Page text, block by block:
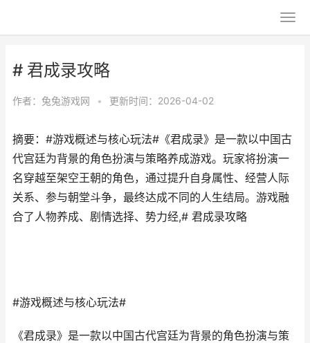
# 君成录攻略
作者： 兔兔游戏网 • 更新时间：2026-04-02
摘要：#游戏概述与核心玩法#《君成录》是一款以中国古
代宫廷为背景的角色扮演与策略养成游戏。玩家将扮演一
名穿越至架空王朝的角色，通过提升自身属性、经营人际
关系、参与朝堂斗争，最终达成不同的人生结局。游戏融
合了人物养成、剧情选择、势力经,# 君成录攻略
#游戏概述与核心玩法#
《君成录》是一款以中国古代宫廷为背景的角色扮演与策